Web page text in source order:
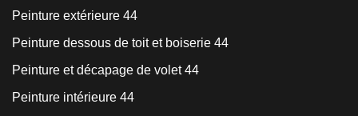
Peinture extérieure 44
Peinture dessous de toit et boiserie 44
Peinture et décapage de volet 44
Peinture intérieure 44